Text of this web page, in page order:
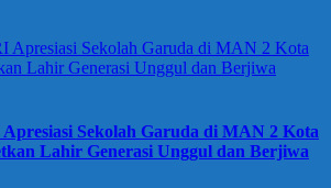
Sekolah Garuda di MAN 2 Kota
Lahir Generasi Unggul dan Berjiwa